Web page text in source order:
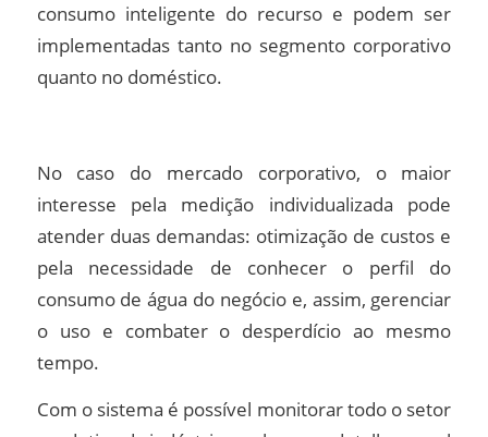
consumo inteligente do recurso e podem ser
implementadas tanto no segmento corporativo
quanto no doméstico.
No caso do mercado corporativo, o maior
interesse pela medição individualizada pode
atender duas demandas: otimização de custos e
pela necessidade de conhecer o perfil do
consumo de água do negócio e, assim, gerenciar
o uso e combater o desperdício ao mesmo
tempo.
Com o sistema é possível monitorar todo o setor